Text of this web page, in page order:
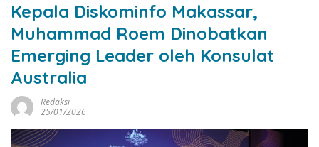
Kepala Diskominfo Makassar,
Muhammad Roem Dinobatkan
Emerging Leader oleh Konsulat
Australia
Redaksi
25/01/2026